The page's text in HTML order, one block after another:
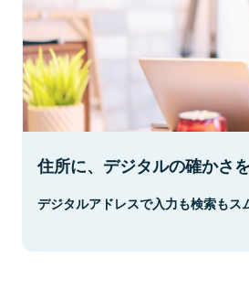
住所に、デジタルの確かさを
デジタルアドレスで入力も検索もス